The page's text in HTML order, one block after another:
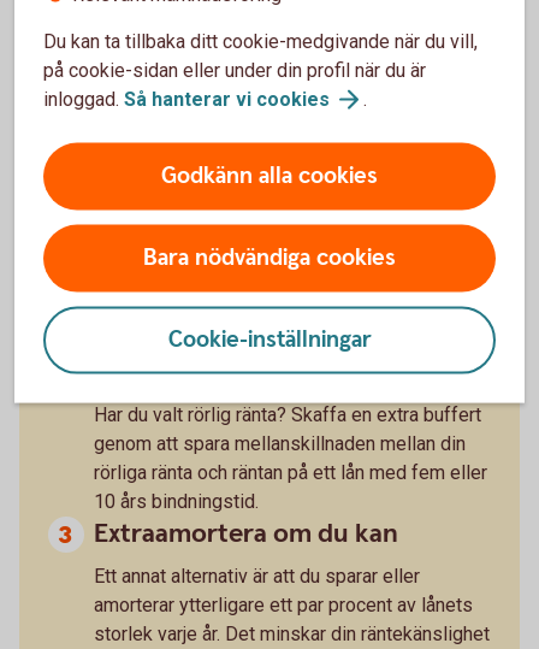
Tre tips från privatekonomen
Sprid risken
Sprid risken genom att dela upp lånet på både
fast och rörlig och olika bindningstider.
Skaffa en buffert
Har du valt rörlig ränta? Skaffa en extra buffert
genom att spara mellanskillnaden mellan din
rörliga ränta och räntan på ett lån med fem eller
10 års bindningstid.
Extraamortera om du kan
Ett annat alternativ är att du sparar eller
amorterar ytterligare ett par procent av lånets
storlek varje år. Det minskar din räntekänslighet
Du kan ta tillbaka ditt cookie-medgivande när du vill,
på cookie-sidan eller under din profil när du är
inloggad. Så hanterar vi cookies .
Godkänn alla cookies
Bara nödvändiga cookies
Cookie-inställningar